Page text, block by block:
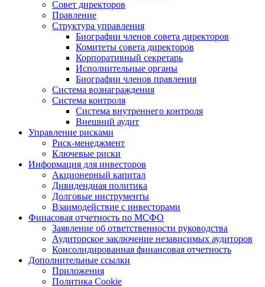
Совет директоров
Правление
Структура управления
Биографии членов совета директоров
Комитеты совета директоров
Корпоративный секретарь
Исполнительные органы
Биографии членов правления
Система вознаграждения
Система контроля
Система внутреннего контроля
Внешний аудит
Управление рисками
Риск-менеджмент
Ключевые риски
Информация для инвесторов
Акционерный капитал
Дивидендная политика
Долговые инструменты
Взаимодействие с инвеcторами
Финасовая отчетность по МСФО
Заявление об ответственности руководства
Аудиторское заключение независимых аудиторов
Консолидированная финансовая отчетность
Дополнительные ссылки
Приложения
Политика Cookie